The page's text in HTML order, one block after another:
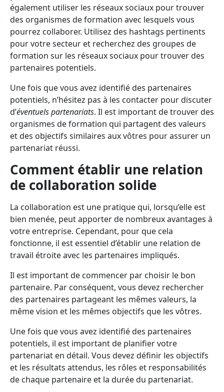
également utiliser les réseaux sociaux pour trouver
des organismes de formation avec lesquels vous
pourrez collaborer. Utilisez des hashtags pertinents
pour votre secteur et recherchez des groupes de
formation sur les réseaux sociaux pour trouver des
partenaires potentiels.
Une fois que vous avez identifié des partenaires
potentiels, n’hésitez pas à les contacter pour discuter
d’éventuels partenariats. Il est important de trouver des
organismes de formation qui partagent des valeurs
et des objectifs similaires aux vôtres pour assurer un
partenariat réussi.
Comment établir une relation
de collaboration solide
La collaboration est une pratique qui, lorsqu’elle est
bien menée, peut apporter de nombreux avantages à
votre entreprise. Cependant, pour que cela
fonctionne, il est essentiel d’établir une relation de
travail étroite avec les partenaires impliqués.
Il est important de commencer par choisir le bon
partenaire. Par conséquent, vous devez rechercher
des partenaires partageant les mêmes valeurs, la
même vision et les mêmes objectifs que les vôtres.
Une fois que vous avez identifié des partenaires
potentiels, il est important de planifier votre
partenariat en détail. Vous devez définir les objectifs
et les résultats attendus, les rôles et responsabilités
de chaque partenaire et la durée du partenariat.